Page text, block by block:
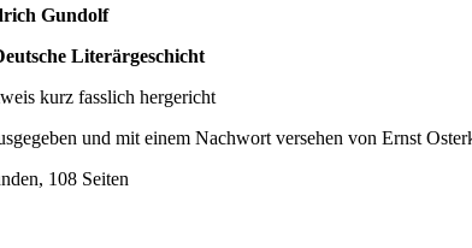
Gundolf
Literärgeschicht
kurz fasslich hergericht
und mit einem Nachwort versehen von Ernst
108 Seiten